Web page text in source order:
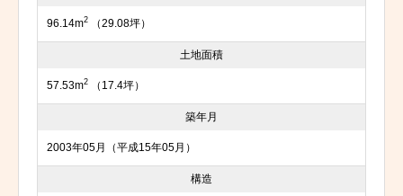
96.14m2 （29.08坪）
土地面積
57.53m2 （17.4坪）
築年月
2003年05月（平成15年05月）
構造